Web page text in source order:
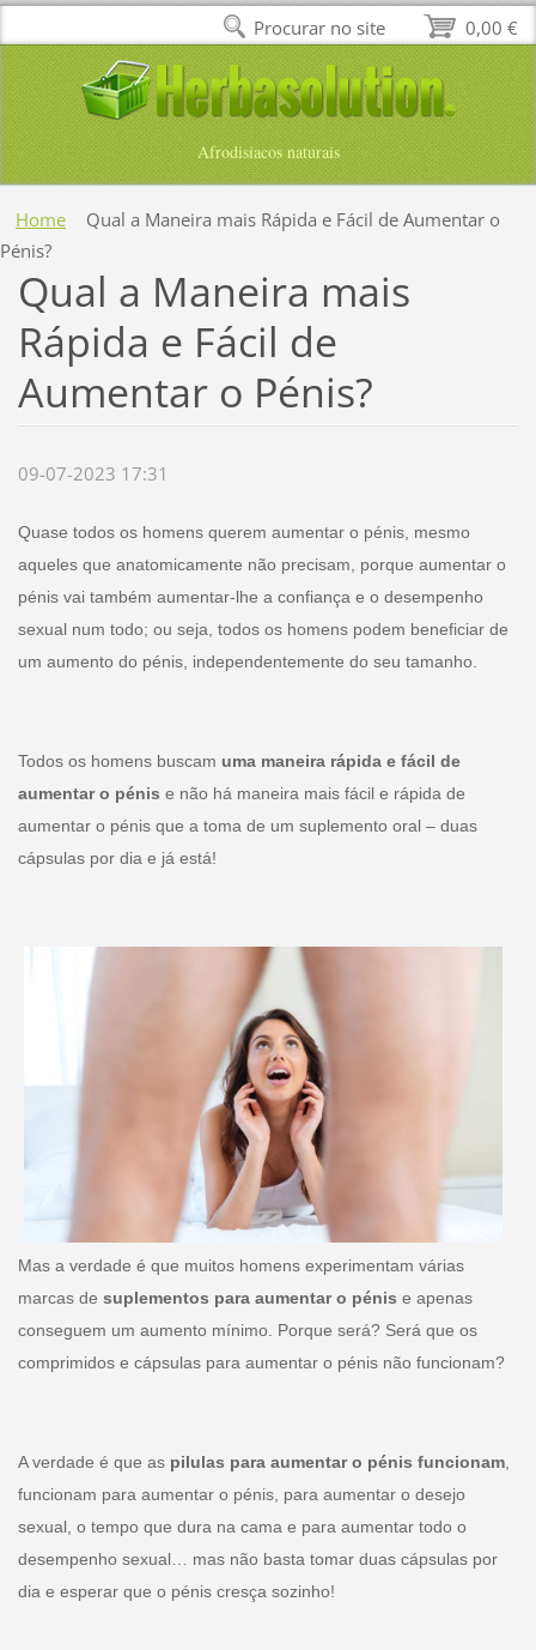
Afrodisiacos naturais
Home
Qual a Maneira mais Rápida e Fácil de Aumentar o
Pénis?
Qual a Maneira mais
Rápida e Fácil de
Aumentar o Pénis?
09-07-2023 17:31
Quase todos os homens querem aumentar o pénis, mesmo
aqueles que anatomicamente não precisam, porque aumentar o
pénis vai também aumentar-lhe a confiança e o desempenho
sexual num todo; ou seja, todos os homens podem beneficiar de
um aumento do pénis, independentemente do seu tamanho.
Todos os homens buscam uma maneira rápida e fácil de
aumentar o pénis e não há maneira mais fácil e rápida de
aumentar o pénis que a toma de um suplemento oral – duas
cápsulas por dia e já está!
Mas a verdade é que muitos homens experimentam várias
marcas de suplementos para aumentar o pénis e apenas
conseguem um aumento mínimo. Porque será? Será que os
comprimidos e cápsulas para aumentar o pénis não funcionam?
A verdade é que as pilulas para aumentar o pénis funcionam,
funcionam para aumentar o pénis, para aumentar o desejo
sexual, o tempo que dura na cama e para aumentar todo o
desempenho sexual… mas não basta tomar duas cápsulas por
dia e esperar que o pénis cresça sozinho!
0,00 €
Procurar no site